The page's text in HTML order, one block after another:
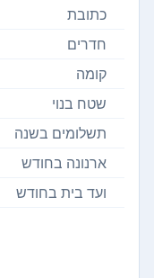
כתובת
חדרים
קומה
שטח בנוי
תשלומים בשנה
ארנונה בחודש
ועד בית בחודש